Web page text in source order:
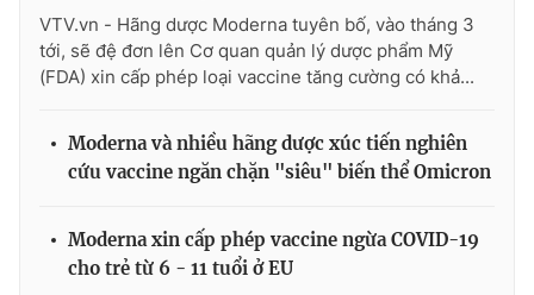
VTV.vn - Hãng dược Moderna tuyên bố, vào tháng 3
tới, sẽ đệ đơn lên Cơ quan quản lý dược phẩm Mỹ
(FDA) xin cấp phép loại vaccine tăng cường có khả...
Moderna và nhiều hãng dược xúc tiến nghiên
cứu vaccine ngăn chặn "siêu" biến thể Omicron
Moderna xin cấp phép vaccine ngừa COVID-19
cho trẻ từ 6 - 11 tuổi ở EU